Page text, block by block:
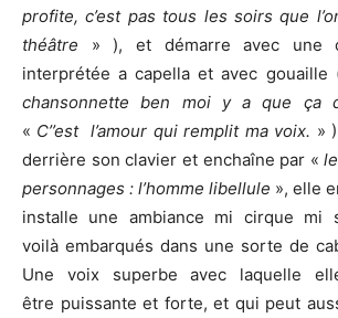
profite, c’est pas tous les soirs que
théâtre » ), et démarre avec une
interprétée a capella et avec gouaille
chansonnette ben moi y a que ça
« C’’est l’amour qui remplit ma voix. »
derrière son clavier et enchaîne par «
personnages : l’homme libellule », elle
installe une ambiance mi cirque mi
voilà embarqués dans une sorte de
Une voix superbe avec laquelle
être puissante et forte, et qui peut